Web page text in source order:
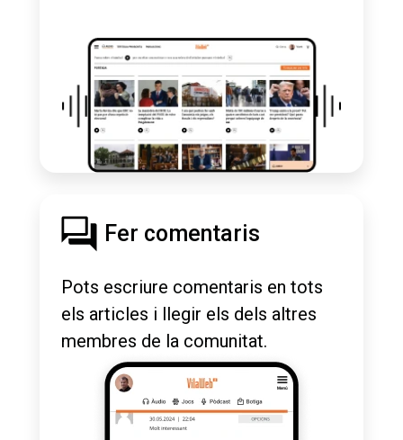
Fer comentaris
Pots escriure comentaris en tots
els articles i llegir els dels altres
membres de la comunitat.